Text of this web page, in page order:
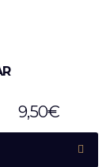
9,50€